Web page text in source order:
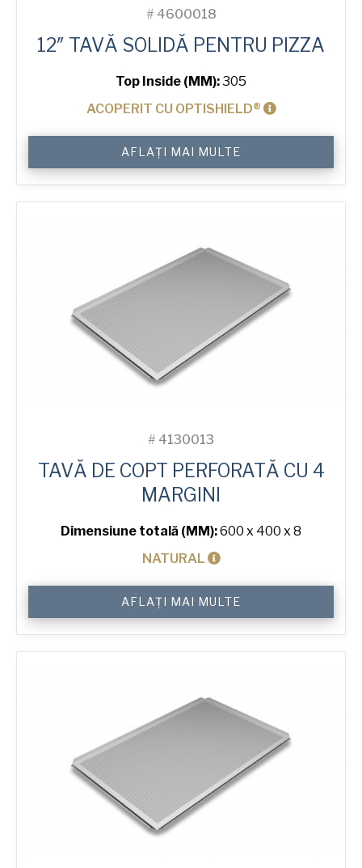
# 4600018
12″ TAVĂ SOLIDĂ PENTRU PIZZA
Top Inside (MM):305
ACOPERIT CU OPTISHIELD®
Solid
Pizza
Tray
AFLAȚI MAI MULTE
# 4130013
TAVĂ DE COPT PERFORATĂ CU 4
MARGINI
Dimensiune totală (MM):600 x 400 x 8
NATURAL
Sided
Perforated
Baking
AFLAȚI MAI MULTE